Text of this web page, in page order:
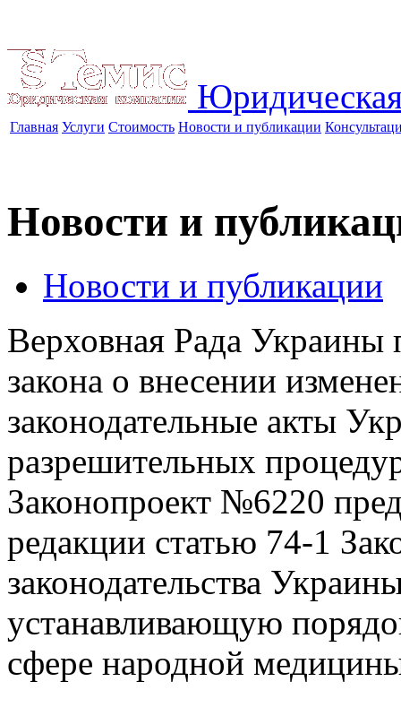
Главная Услуги Стоимость Новости и публикации
Новости и
Новости и публикации
Верховная Рада Украины
закона о внесении
законодательные акты
разрешительных
Законопроект №6220
редакции статью 74-1
законодательства
устанавливающую
сфере народной